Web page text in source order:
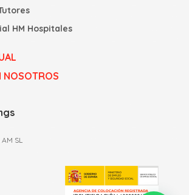
HM Hospitales
NOSOTROS
SL